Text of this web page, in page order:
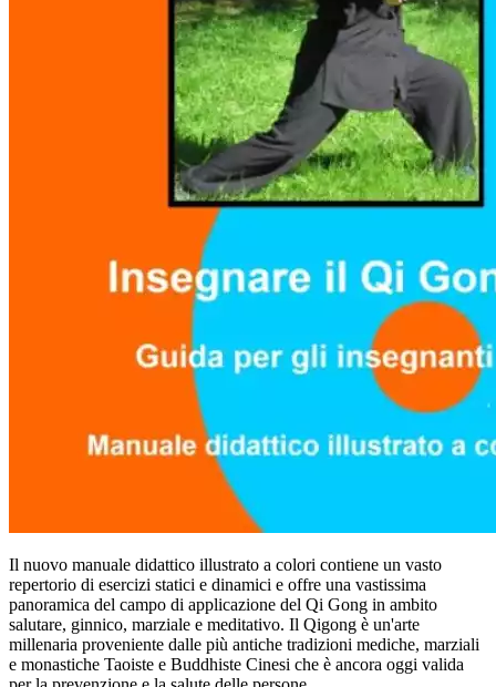
Il nuovo manuale didattico illustrato a colori contiene un vasto
repertorio di esercizi statici e dinamici e offre una vastissima
panoramica del campo di applicazione del Qi Gong in ambito
salutare, ginnico, marziale e meditativo. Il Qigong è un'arte
millenaria proveniente dalle più antiche tradizioni mediche, marziali
e monastiche Taoiste e Buddhiste Cinesi che è ancora oggi valida